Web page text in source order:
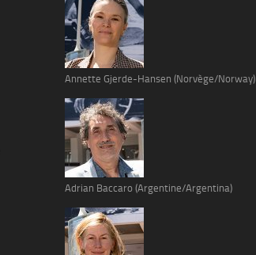
Annette Gjerde-Hansen (Norvège/Norway)
Adrian Baccaro (Argentine/Argentina)